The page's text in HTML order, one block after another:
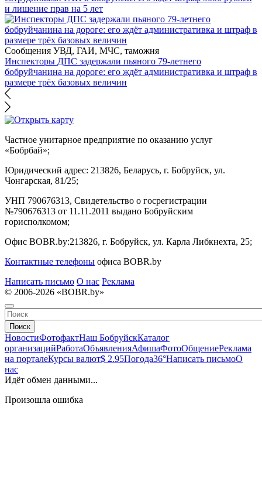
и лишение прав на 5 лет
Сообщения УВД, ГАИ, МЧС, таможня
Инспекторы ДПС задержали пьяного 79-летнего
бобруйчанина на дороге: его ждёт административка и штраф в
размере трёх базовых величин
Частное унитарное предприятие по оказанию услуг
«Бобрбай»;
Юридический адрес: 213826, Беларусь, г. Бобруйск, ул.
Чонгарская, 81/25;
УНП 790676313, Свидетельство о госрегистрации
№790676313 от 11.11.2011 выдано Бобруйским
горисполкомом;
Офис BOBR.by:213826, г. Бобруйск, ул. Карла Либкнехта, 25;
Контактные телефоны офиса BOBR.by
Написать письмо О нас Реклама
© 2006-2026 «BOBR.by»
Поиск
НовостиФотофактНаш БобруйскКаталог
организацийРаботаОбъявленияАфишаФотоОбщениеРеклама
на порталеКурсы валют$ 2.95Погода36°Написать письмоО
нас
Идёт обмен данными...
Произошла ошибка